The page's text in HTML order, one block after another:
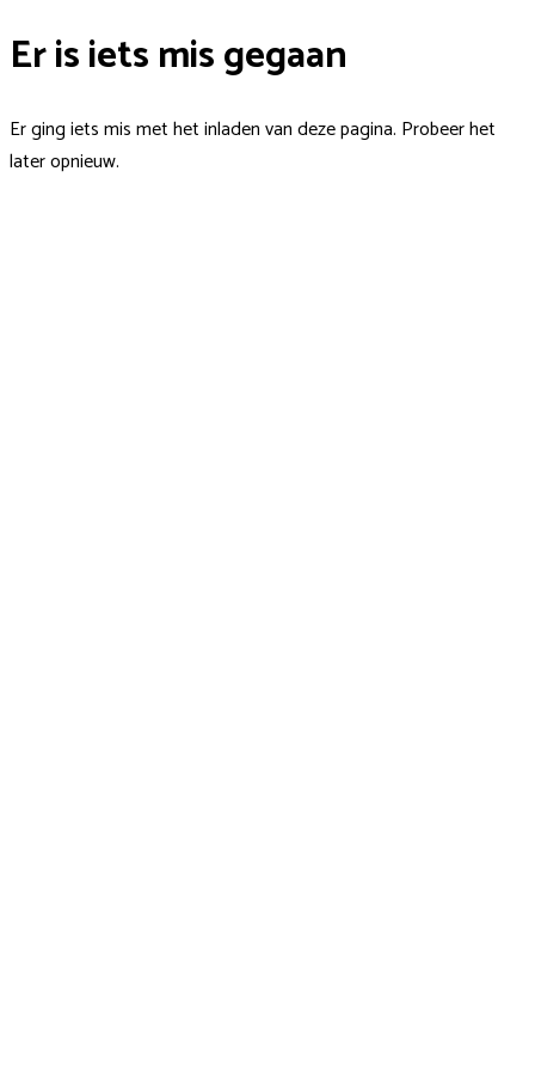
Er is iets mis gegaan
Er ging iets mis met het inladen van deze pagina. Probeer het
later opnieuw.